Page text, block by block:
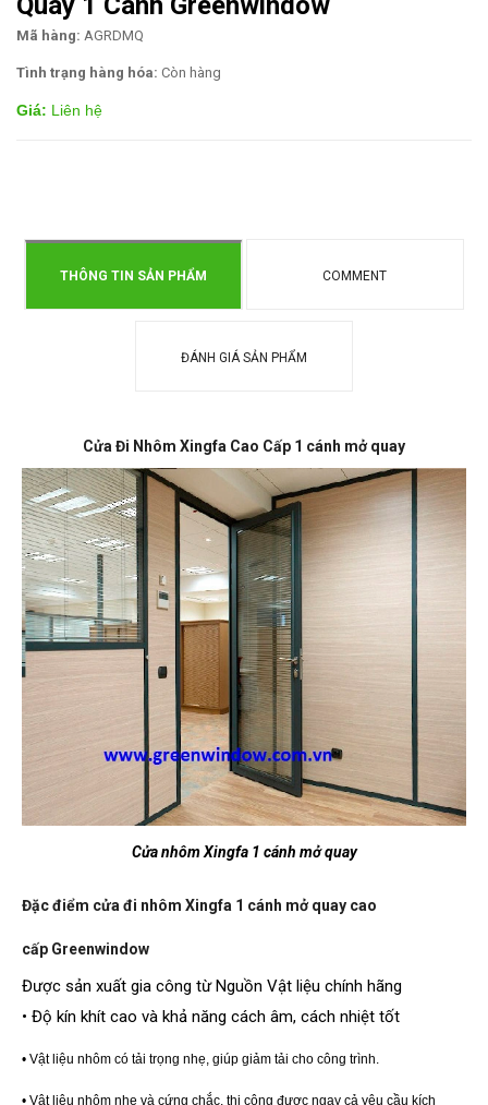
Mã hàng: AGRDMQ
Tình trạng hàng hóa: Còn hàng
Giá: Liên hệ
THÔNG TIN SẢN PHẨM COMMENT
ĐÁNH GIÁ SẢN PHẨM
Cửa Đi Nhôm Xingfa Cao Cấp 1 cánh mở quay
Cửa nhôm Xingfa 1 cánh mở quay
Đặc điểm cửa đi nhôm Xingfa 1 cánh mở quay cao
cấp Greenwindow
Được sản xuất gia công từ Nguồn Vật liệu chính hãng
• Độ kín khít cao và khả năng cách âm, cách nhiệt tốt
• Vật liệu nhôm có tải trọng nhẹ, giúp giảm tải cho công trình.
• Vật liệu nhôm nhẹ và cứng chắc, thi công được ngay cả yêu cầu kích